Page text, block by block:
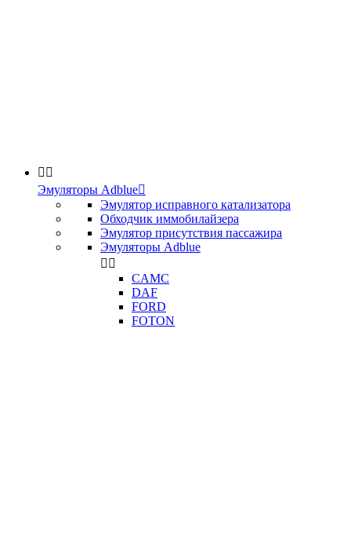
 
Эмуляторы Adblue
Эмулятор исправного катализатора
Обходчик иммобилайзера
Эмулятор присутствия пассажира
Эмуляторы Adblue
 
CAMC
DAF
FORD
FOTON